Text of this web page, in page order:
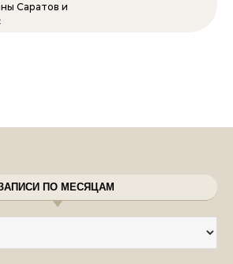
Саратов и
ПО МЕСЯЦАМ